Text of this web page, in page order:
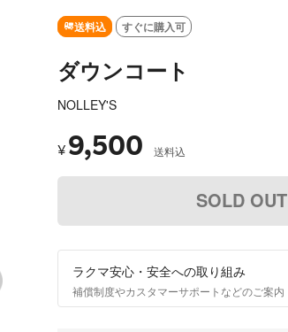
送料込 すぐに購入可
ダウンコート
NOLLEY'S
¥ 9,500 送料込
SOLD OUT
ラクマ安心・安全への取り組み
補償制度やカスタマーサポートなどのご案内